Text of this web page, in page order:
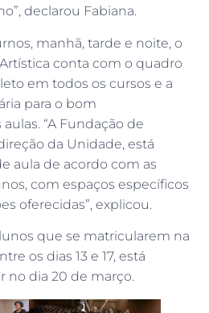
declarou Fabiana.
manhã, tarde e noite, o
conta com o quadro
em todos os cursos e a
para o bom
“A Fundação de
da Unidade, está
aula de acordo com as
com espaços específicos
oferecidas”, explicou.
que se matricularem na
os dias 13 e 17, está
no dia 20 de março.